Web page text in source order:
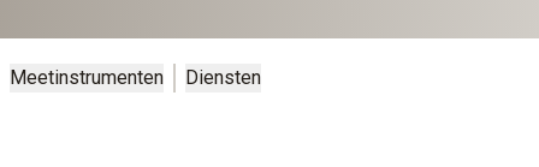
Meetinstrumenten Diensten